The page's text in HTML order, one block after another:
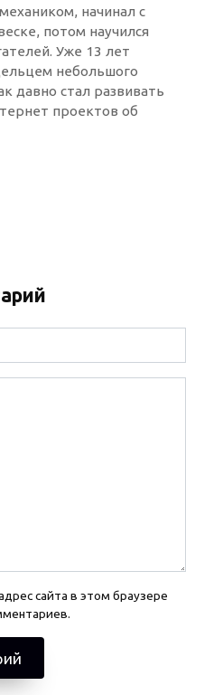
начинал с
потом научился
Уже 13 лет
небольшого
давно стал развивать
проектов об
сайта в этом браузере